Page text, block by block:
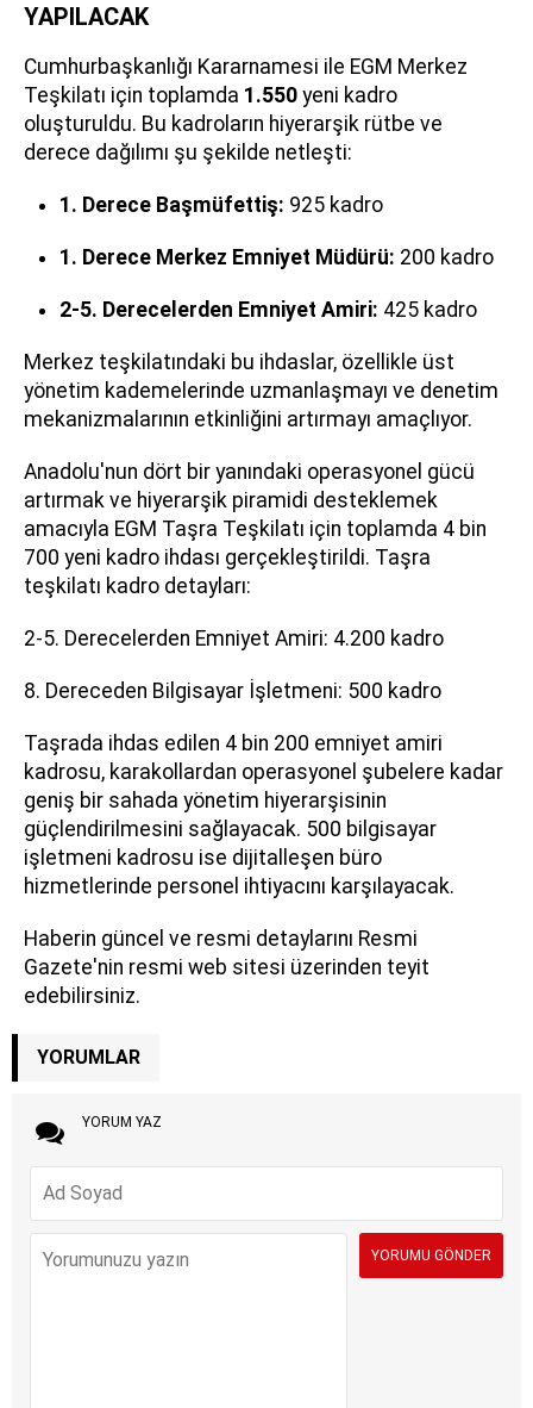
YAPILACAK
Cumhurbaşkanlığı Kararnamesi ile EGM Merkez
Teşkilatı için toplamda 1.550 yeni kadro
oluşturuldu. Bu kadroların hiyerarşik rütbe ve
derece dağılımı şu şekilde netleşti:
1. Derece Başmüfettiş: 925 kadro
1. Derece Merkez Emniyet Müdürü: 200 kadro
2-5. Derecelerden Emniyet Amiri: 425 kadro
Merkez teşkilatındaki bu ihdaslar, özellikle üst
yönetim kademelerinde uzmanlaşmayı ve denetim
mekanizmalarının etkinliğini artırmayı amaçlıyor.
Anadolu'nun dört bir yanındaki operasyonel gücü
artırmak ve hiyerarşik piramidi desteklemek
amacıyla EGM Taşra Teşkilatı için toplamda 4 bin
700 yeni kadro ihdası gerçekleştirildi. Taşra
teşkilatı kadro detayları:
2-5. Derecelerden Emniyet Amiri: 4.200 kadro
8. Dereceden Bilgisayar İşletmeni: 500 kadro
Taşrada ihdas edilen 4 bin 200 emniyet amiri
kadrosu, karakollardan operasyonel şubelere kadar
geniş bir sahada yönetim hiyerarşisinin
güçlendirilmesini sağlayacak. 500 bilgisayar
işletmeni kadrosu ise dijitalleşen büro
hizmetlerinde personel ihtiyacını karşılayacak.
Haberin güncel ve resmi detaylarını Resmi
Gazete'nin resmi web sitesi üzerinden teyit
edebilirsiniz.
YORUMLAR
YORUM YAZ